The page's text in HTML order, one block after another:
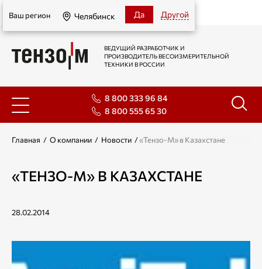
Челябинск
Ваш регион Челябинск Да Другой
ВЕДУЩИЙ РАЗРАБОТЧИК И
ПРОИЗВОДИТЕЛЬ ВЕСОИЗМЕРИТЕЛЬНОЙ
ТЕХНИКИ В РОССИИ
8 800 333 96 84
8 800 555 65 30
Главная / О компании / Новости /«Тензо-М» в Казахстане
«ТЕНЗО-М» В КАЗАХСТАНЕ
28.02.2014